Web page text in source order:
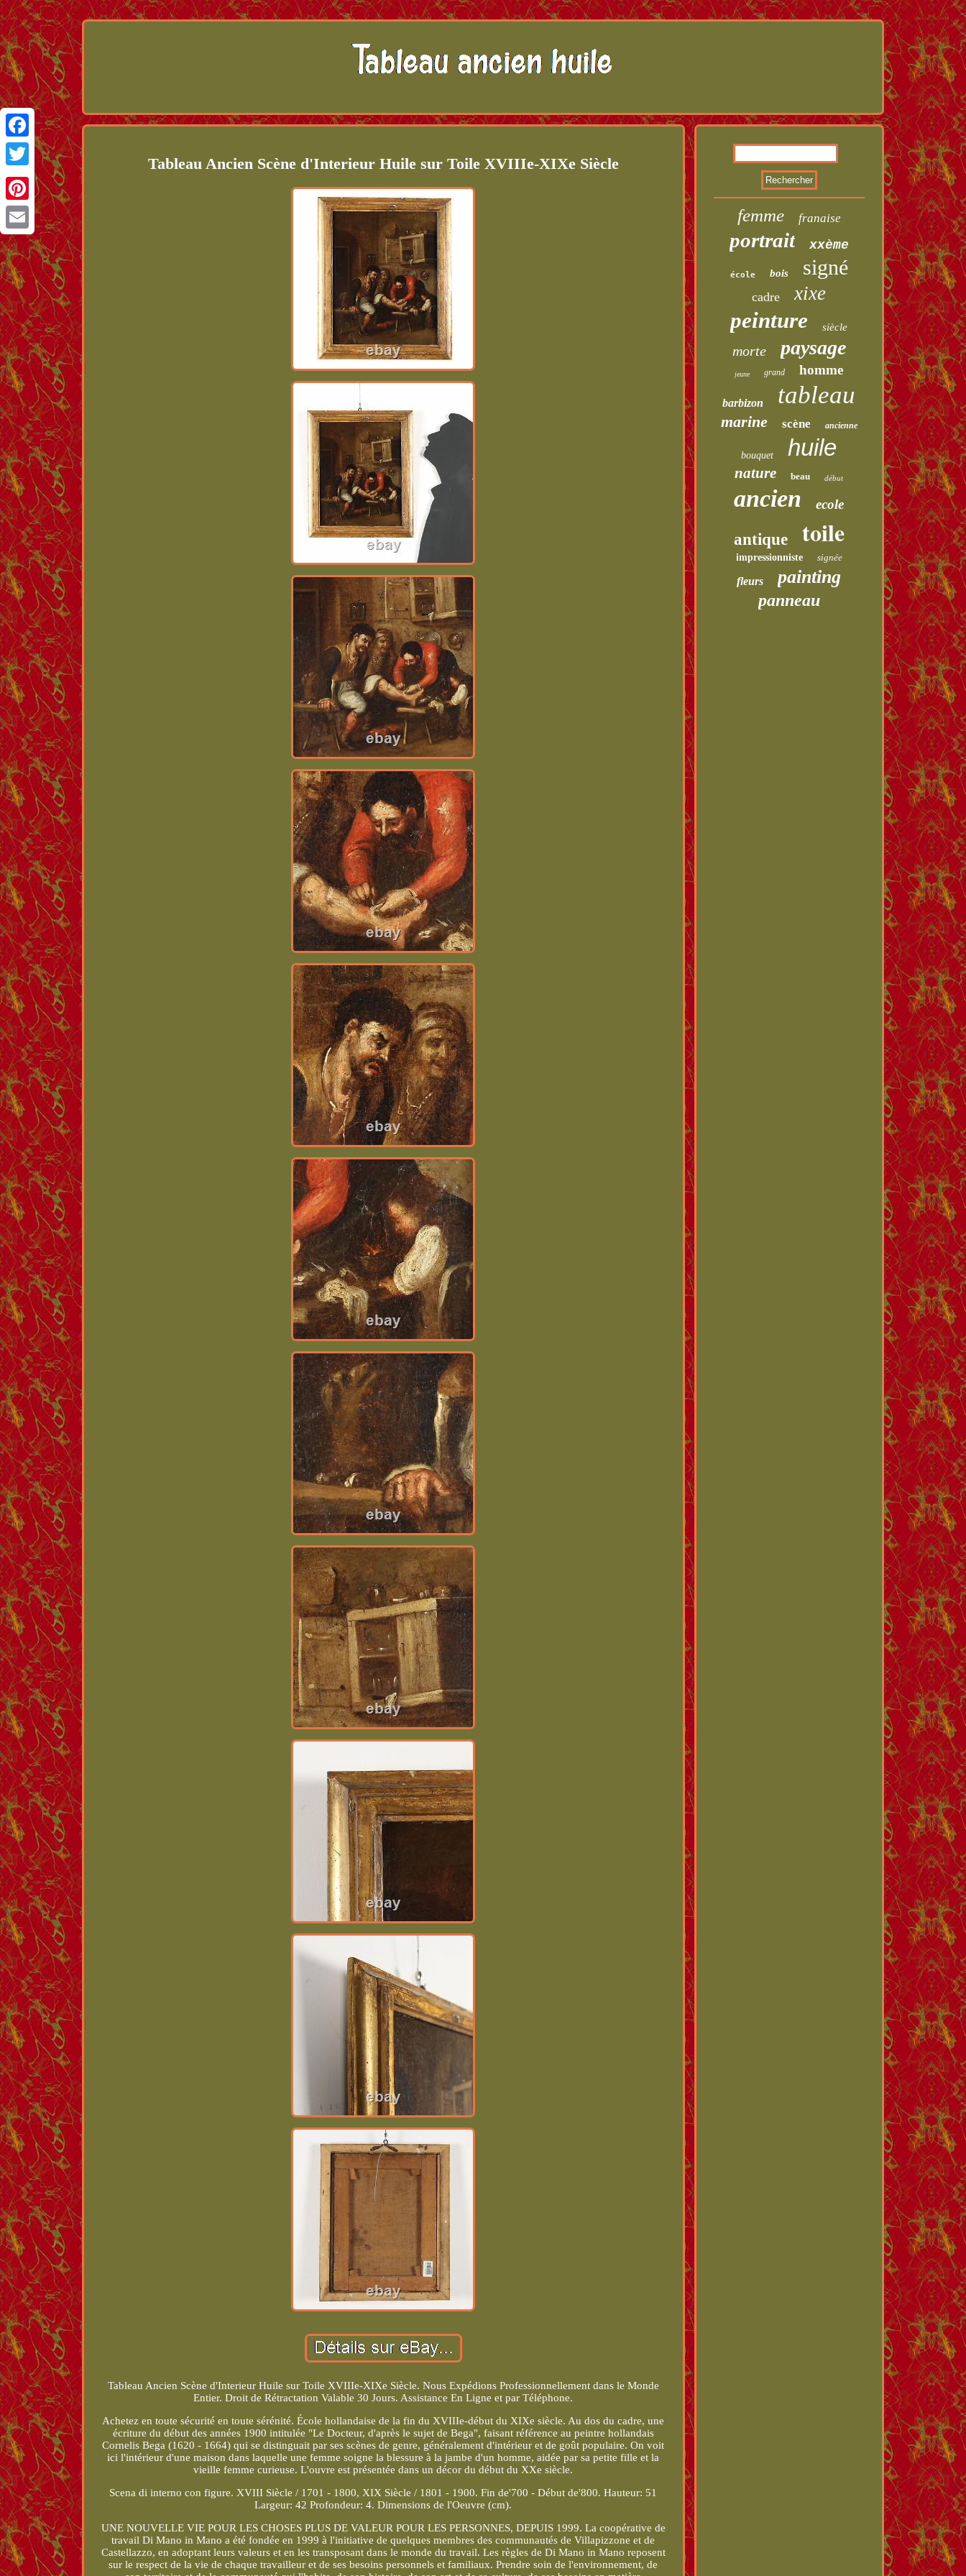
Facebook
Twitter
Pinterest
Email
Tableau Ancien Scène d'Interieur Huile sur Toile XVIIIe-XIXe Siècle
Tableau Ancien Scène d'Interieur Huile sur Toile XVIIIe-XIXe Siècle. Nous Expédions Professionnellement dans le Monde
Entier. Droit de Rétractation Valable 30 Jours. Assistance En Ligne et par Téléphone.
Achetez en toute sécurité en toute sérénité. École hollandaise de la fin du XVIIIe-début du XIXe siècle. Au dos du cadre, une
écriture du début des années 1900 intitulée "Le Docteur, d'après le sujet de Bega", faisant référence au peintre hollandais
Cornelis Bega (1620 - 1664) qui se distinguait par ses scènes de genre, généralement d'intérieur et de goût populaire. On voit
ici l'intérieur d'une maison dans laquelle une femme soigne la blessure à la jambe d'un homme, aidée par sa petite fille et la
vieille femme curieuse. L'ouvre est présentée dans un décor du début du XXe siècle.
Scena di interno con figure. XVIII Siècle / 1701 - 1800, XIX Siècle / 1801 - 1900. Fin de'700 - Début de'800. Hauteur: 51
Largeur: 42 Profondeur: 4. Dimensions de l'Oeuvre (cm).
UNE NOUVELLE VIE POUR LES CHOSES PLUS DE VALEUR POUR LES PERSONNES, DEPUIS 1999. La coopérative de
travail Di Mano in Mano a été fondée en 1999 à l'initiative de quelques membres des communautés de Villapizzone et de
Castellazzo, en adoptant leurs valeurs et en les transposant dans le monde du travail. Les règles de Di Mano in Mano reposent
sur le respect de la vie de chaque travailleur et de ses besoins personnels et familiaux. Prendre soin de l'environnement, de
femme franaise
portrait xxème
école bois signé
cadre xixe
peinture siècle
morte paysage
jeune grand homme
barbizon tableau
marine scène ancienne
bouquet huile
nature beau début
ancien ecole
antique toile
impressionniste signée
fleurs painting
panneau